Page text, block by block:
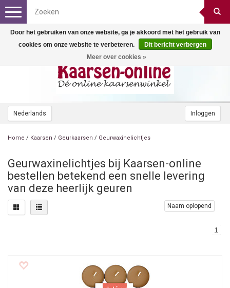
Nederlands Inloggen
Toggle
navigation
Home / Kaarsen / Geurkaarsen / Geurwaxinelichtjes
Geurwaxinelichtjes bij Kaarsen-online
bestellen betekend een snelle levering
van deze heerlijk geuren
Naam oplopend
1
Door het gebruiken van onze website, ga je akkoord met het gebruik van
cookies om onze website te verbeteren.
Dit bericht verbergen
Meer over cookies »